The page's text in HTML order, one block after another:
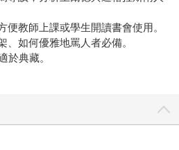
便教師上課或學生開讀書會使用。
、如何優雅地罵人者必備。
於典藏。